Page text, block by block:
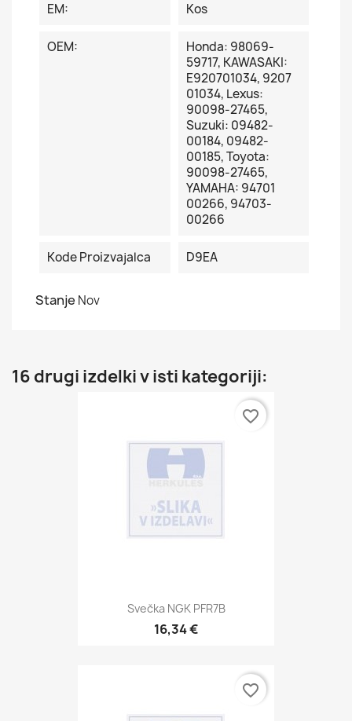
EM:
Kos
OEM:
Honda: 98069-
59717, KAWASAKI:
E920701034, 9207
01034, Lexus:
90098-27465,
Suzuki: 09482-
00184, 09482-
00185, Toyota:
90098-27465,
YAMAHA: 94701
00266, 94703-
00266
Kode Proizvajalca D9EA
Stanje Nov
16 drugi izdelki v isti kategoriji:
Svečka NGK PFR7B
16,34 €
favorite_border
favorite_border